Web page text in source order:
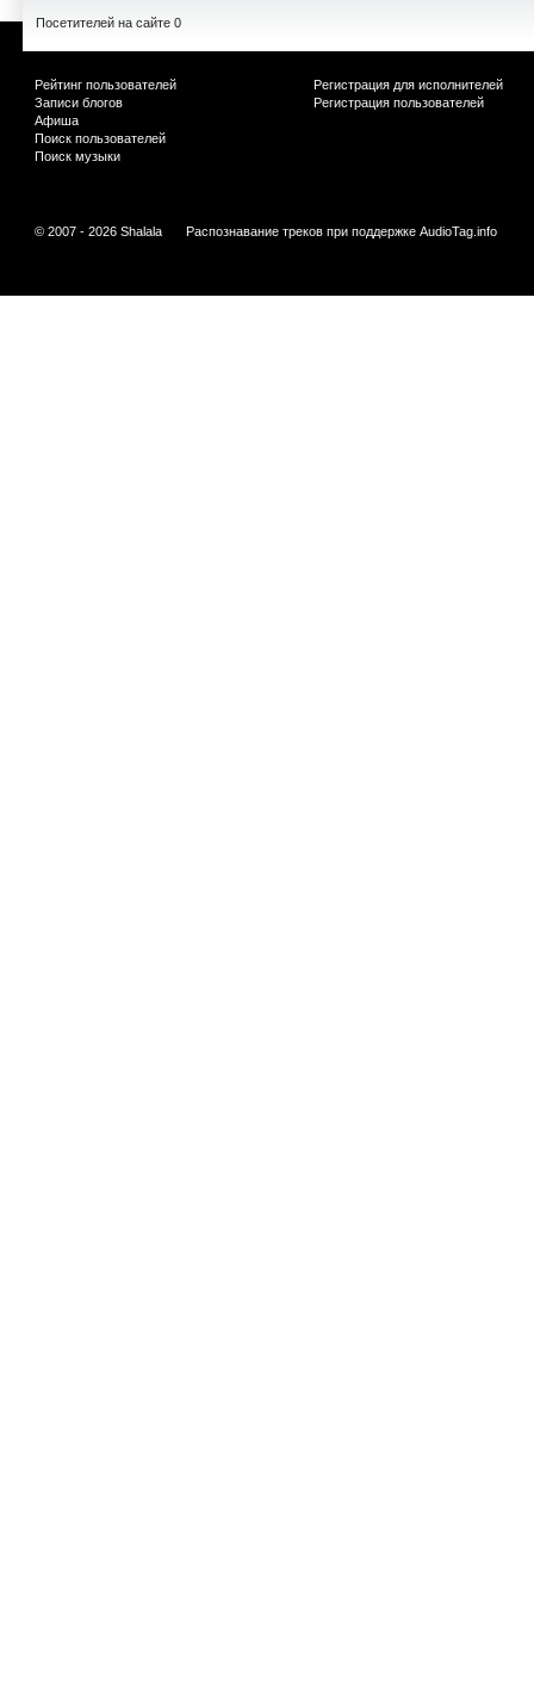
Посетителей на сайте 0
Рейтинг пользователей
Записи блогов
Афиша
Поиск пользователей
Поиск музыки
Регистрация для исполнителей
Регистрация пользователей
© 2007 - 2026 Shalala Распознавание треков при поддержке AudioTag.info